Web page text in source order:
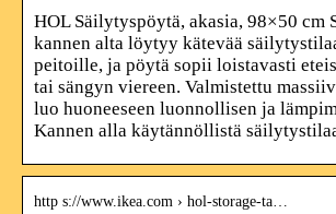
HOL Säilytyspöytä, akasia, 98×50 cm
kannen alta löytyy kätevää
peitoille, ja pöytä sopii loistavasti
tai sängyn viereen. Valmistettu
luo huoneeseen luonnollisen ja
Kannen alla käytännöllistä
http s://www.ikea.com › hol-storage-ta…